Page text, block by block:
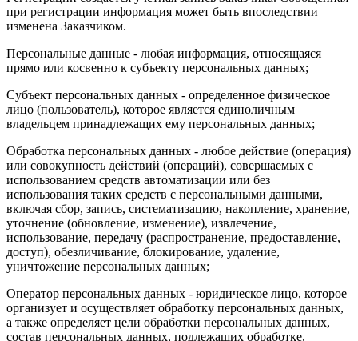
при регистрации информация может быть впоследствии
изменена Заказчиком.
Персональные данные - любая информация, относящаяся
прямо или косвенно к субъекту персональных данных;
Субъект персональных данных - определенное физическое
лицо (пользователь), которое является единоличным
владельцем принадлежащих ему персональных данных;
Обработка персональных данных - любое действие (операция)
или совокупность действий (операций), совершаемых с
использованием средств автоматизации или без
использования таких средств с персональными данными,
включая сбор, запись, систематизацию, накопление, хранение,
уточнение (обновление, изменение), извлечение,
использование, передачу (распространение, предоставление,
доступ), обезличивание, блокирование, удаление,
уничтожение персональных данных;
Оператор персональных данных - юридическое лицо, которое
организует и осуществляет обработку персональных данных,
а также определяет цели обработки персональных данных,
состав персональных данных, подлежащих обработке,